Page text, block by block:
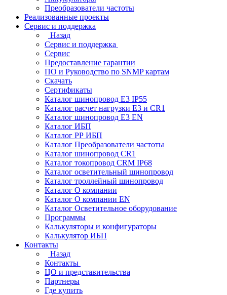
Преобразователи частоты
Реализованные проекты
Сервис и поддержка
Назад
Сервис и поддержка
Сервис
Предоставление гарантии
ПО и Руководство по SNMP картам
Скачать
Сертификаты
Каталог шинопровод E3 IP55
Каталог расчет нагрузки Е3 и CR1
Каталог шинопровод E3 EN
Каталог ИБП
Каталог РР ИБП
Каталог Преобразователи частоты
Каталог шинопровод CR1
Каталог токопровод CRM IP68
Каталог осветительный шинопровод
Каталог троллейный шинопровод
Каталог О компании
Каталог О компании EN
Каталог Осветительное оборудование
Программы
Калькуляторы и конфигураторы
Калькулятор ИБП
Контакты
Назад
Контакты
ЦО и представительства
Партнеры
Где купить